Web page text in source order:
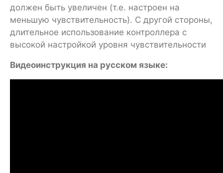
должен быть увеличен (т.е. настроен на
меньшую чувствительность). С другой стороны,
длительное использование контроллера с
высокой настройкой уровня чувствительности
Видеоинструкция на русском языке: